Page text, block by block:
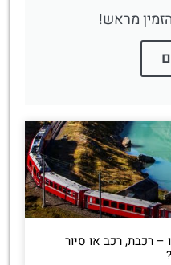
מראש!
– רכבת, רכב או סיור